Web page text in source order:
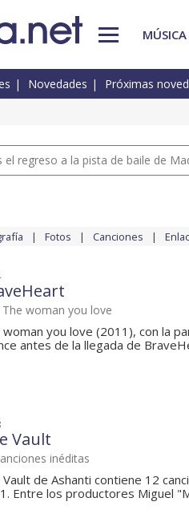
MÚSICA
Novedades Próximas
el regreso a la pista de baile de
Fotos Canciones
The woman you love
woman you love (2011), con la
antes de la llegada de
Vault
inéditas
Vault de Ashanti contiene 12
Entre los productores Miguel